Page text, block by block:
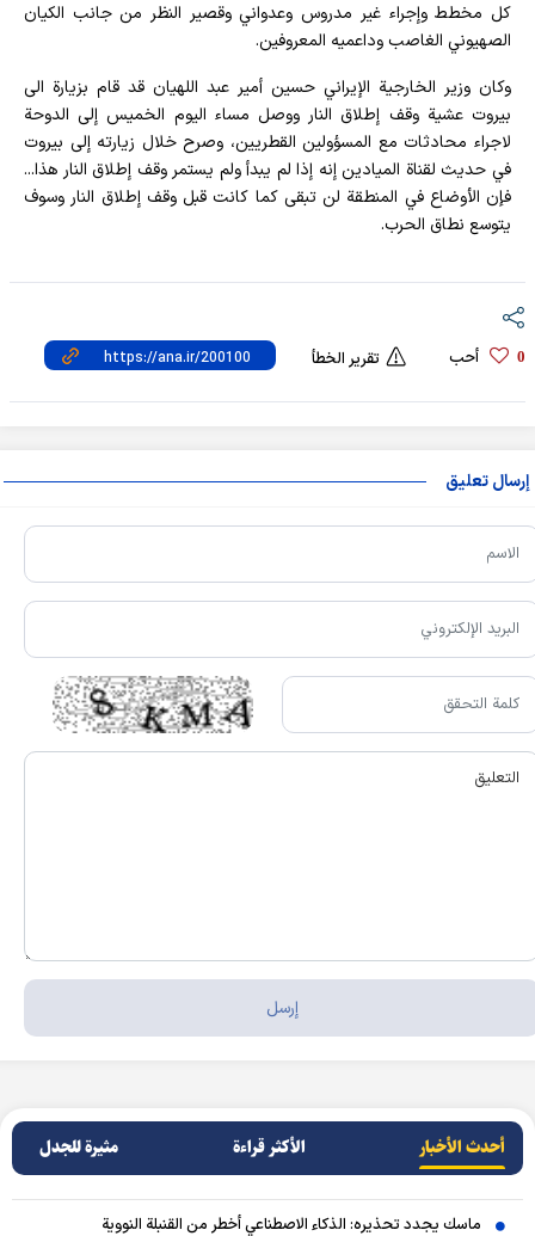
كل مخطط وإجراء غير مدروس وعدواني وقصير النظر من جانب الكيان
الصهيوني الغاصب وداعميه المعروفين.
وكان وزير الخارجية الإيراني حسين أمير عبد اللهيان قد قام بزيارة الى
بيروت عشية وقف إطلاق النار ووصل مساء اليوم الخميس إلى الدوحة
لاجراء محادثات مع المسؤولين القطريين، وصرح خلال زيارته إلى بيروت
في حديث لقناة الميادين إنه إذا لم يبدأ ولم يستمر وقف إطلاق النار هذا...
فإن الأوضاع في المنطقة لن تبقى كما كانت قبل وقف إطلاق النار وسوف
يتوسع نطاق الحرب.
0 أحب تقرير الخطأ
إرسال تعليق
أحدث الأخبار الأکثر قراءة مثيرة للجدل
ماسك يجدد تحذيره: الذكاء الاصطناعي أخطر من القنبلة النووية